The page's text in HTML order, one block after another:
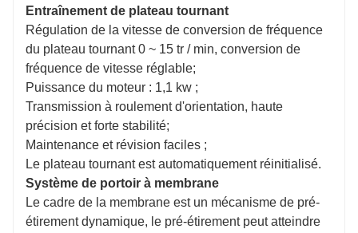
Entraînement de plateau tournant
Régulation de la vitesse de conversion de fréquence
du plateau tournant 0 ~ 15 tr / min, conversion de
fréquence de vitesse réglable;
Puissance du moteur : 1,1 kw ;
Transmission à roulement d'orientation, haute
précision et forte stabilité;
Maintenance et révision faciles ;
Le plateau tournant est automatiquement réinitialisé.
Système de portoir à membrane
Le cadre de la membrane est un mécanisme de pré-
étirement dynamique, le pré-étirement peut atteindre